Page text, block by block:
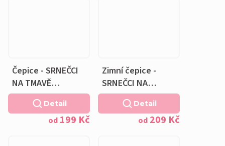
Čepice - SRNEČCI
NA TMAVĚ
DŽÍNOVÉ -
bavlněná růžová
od 199 Kč
Detail
Zimní čepice -
SRNEČCI NA
DŽÍNOVÉ -
fleecová růžová
od 209 Kč
Detail